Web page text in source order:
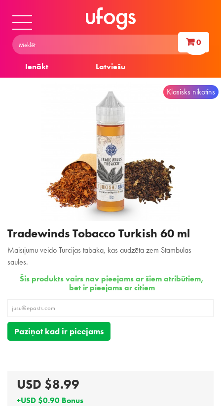
Ienākt Latviešu
0
Tradewinds Tobacco Turkish 60 ml
Maisījumu veido Turcijas tabaka, kas audzēta zem Stambulas
saules.
Šis produkts vairs nav pieejams ar šiem atribūtiem,
bet ir pieejams ar citiem
Paziņot kad ir pieejams
USD $8.99
+USD $0.90 Bonus
Klasisks nikotīns